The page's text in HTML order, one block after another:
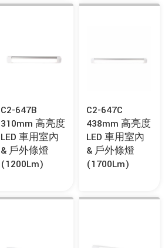
C2-647B
310mm 高亮度
LED 車用室內
& 戶外條燈
(1200Lm)
C2-647C
438mm 高亮度
LED 車用室內
& 戶外條燈
(1700Lm)